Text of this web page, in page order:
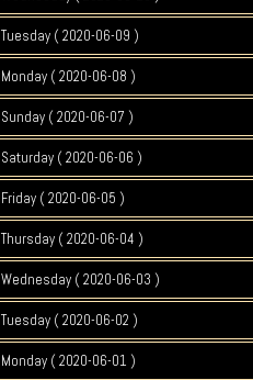
Tuesday ( 2020-06-09 )
Monday ( 2020-06-08 )
Sunday ( 2020-06-07 )
Saturday ( 2020-06-06 )
Friday ( 2020-06-05 )
Thursday ( 2020-06-04 )
Wednesday ( 2020-06-03 )
Tuesday ( 2020-06-02 )
Monday ( 2020-06-01 )